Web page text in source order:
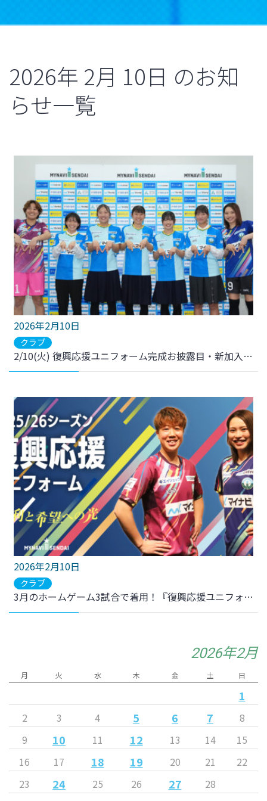
2026年 2月 10日 のお知
らせ一覧
2026年2月10日
クラブ
2/10(火) 復興応援ユニフォーム完成お披露目・新加入選手記者会見を行いました。
2026年2月10日
クラブ
3月のホームゲーム3試合で着用！『復興応援ユニフォーム』 デザイン完成のお知らせ
2026年2月
月 火 水 木 金 土 日
1
2 3 4 5 6 7
8
9
10 11 12 13 14
15
16
17 18 19 20 21
22
23
24 25 26 27 28